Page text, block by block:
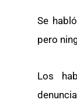
Se
pero
Los